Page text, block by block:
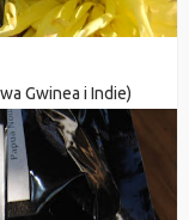
Gwinea i Indie)